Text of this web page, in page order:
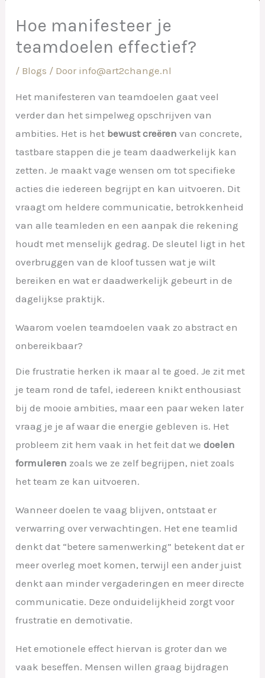
Hoe manifesteer je
teamdoelen effectief?
/ Blogs / Door info@art2change.nl
Het manifesteren van teamdoelen gaat veel
verder dan het simpelweg opschrijven van
ambities. Het is het bewust creëren van concrete,
tastbare stappen die je team daadwerkelijk kan
zetten. Je maakt vage wensen om tot specifieke
acties die iedereen begrijpt en kan uitvoeren. Dit
vraagt om heldere communicatie, betrokkenheid
van alle teamleden en een aanpak die rekening
houdt met menselijk gedrag. De sleutel ligt in het
overbruggen van de kloof tussen wat je wilt
bereiken en wat er daadwerkelijk gebeurt in de
dagelijkse praktijk.
Waarom voelen teamdoelen vaak zo abstract en
onbereikbaar?
Die frustratie herken ik maar al te goed. Je zit met
je team rond de tafel, iedereen knikt enthousiast
bij de mooie ambities, maar een paar weken later
vraag je je af waar die energie gebleven is. Het
probleem zit hem vaak in het feit dat wedoelen
formuleren zoals we ze zelf begrijpen, niet zoals
het team ze kan uitvoeren.
Wanneer doelen te vaag blijven, ontstaat er
verwarring over verwachtingen. Het ene teamlid
denkt dat “betere samenwerking” betekent dat er
meer overleg moet komen, terwijl een ander juist
denkt aan minder vergaderingen en meer directe
communicatie. Deze onduidelijkheid zorgt voor
frustratie en demotivatie.
Het emotionele effect hiervan is groter dan we
vaak beseffen. Mensen willen graag bijdragen